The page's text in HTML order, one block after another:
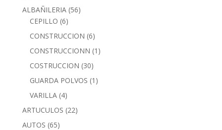
ALBAÑILERIA (56)
CEPILLO (6)
CONSTRUCCION (6)
CONSTRUCCIONN (1)
COSTRUCCION (30)
GUARDA POLVOS (1)
VARILLA (4)
ARTUCULOS (22)
AUTOS (65)